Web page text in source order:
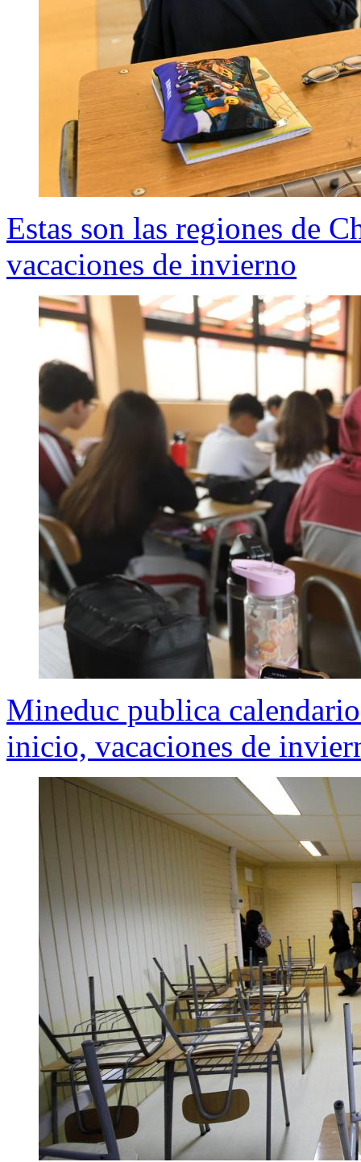
Estas son las regiones de
vacaciones de invierno
Mineduc publica
inicio, vacaciones de